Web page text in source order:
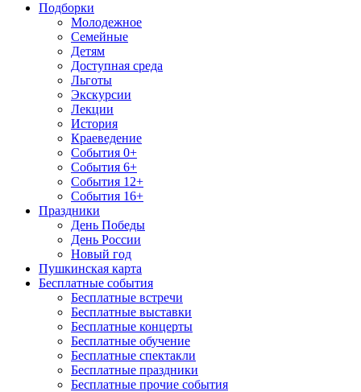
Подборки
Молодежное
Семейные
Детям
Доступная среда
Льготы
Экскурсии
Лекции
История
Краеведение
События 0+
События 6+
События 12+
События 16+
Праздники
День Победы
День России
Новый год
Пушкинская карта
Бесплатные события
Бесплатные встречи
Бесплатные выставки
Бесплатные концерты
Бесплатные обучение
Бесплатные спектакли
Бесплатные праздники
Бесплатные прочие события